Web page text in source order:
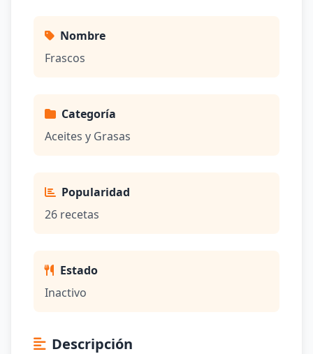
Nombre
Frascos
Categoría
Aceites y Grasas
Popularidad
26 recetas
Estado
Inactivo
Descripción